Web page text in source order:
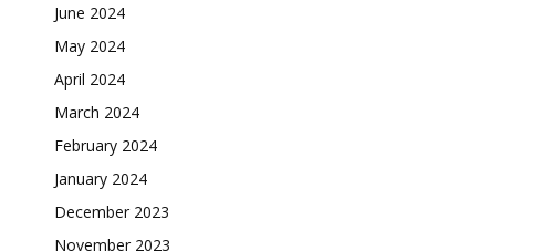
June 2024
May 2024
April 2024
March 2024
February 2024
January 2024
December 2023
November 2023